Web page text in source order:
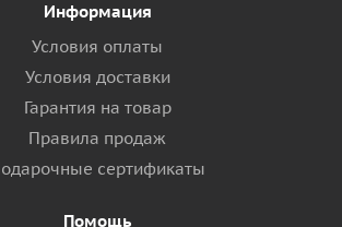
Информация
Условия оплаты
Условия доставки
Гарантия на товар
Правила продаж
сертификаты
Помощь